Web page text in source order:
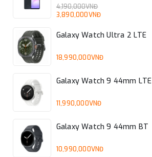
4,190,000VNĐ
3,890,000VNĐ
Galaxy Watch Ultra 2 LTE
18,990,000VNĐ
Galaxy Watch 9 44mm LTE
11,990,000VNĐ
Galaxy Watch 9 44mm BT
10,990,000VNĐ